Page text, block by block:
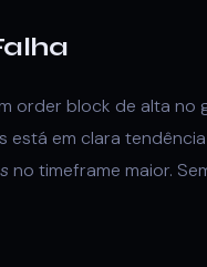
order block de alta no
em clara tendência
no timeframe maior.